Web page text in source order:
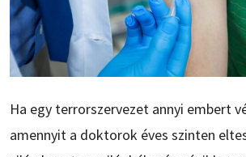
Ha egy terrorszervezet annyi embert
amennyit a doktorok éves szinten